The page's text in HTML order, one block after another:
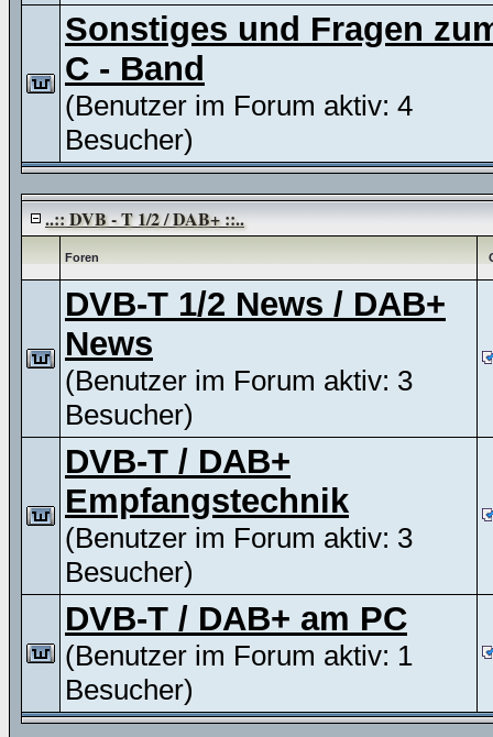
Sonstiges und Fragen
C - Band
(Benutzer im Forum aktiv: 4
Besucher)
..:: DVB - T 1/2 / DAB+ ::..
Foren
DVB-T 1/2 News / DAB+
News
(Benutzer im Forum aktiv: 3
Besucher)
DVB-T / DAB+
Empfangstechnik
(Benutzer im Forum aktiv: 3
Besucher)
DVB-T / DAB+ am PC
(Benutzer im Forum aktiv: 1
Besucher)